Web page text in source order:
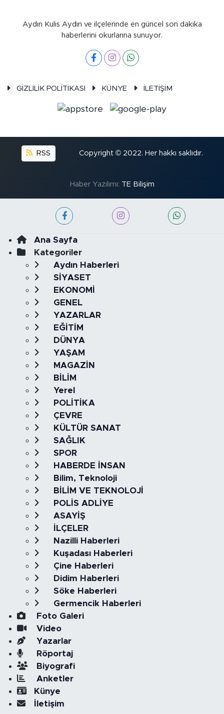
Aydın Kulis Aydın ve ilçelerinde en güncel son dakika
haberlerini okurlarına sunuyor.
GİZLİLİK POLİTİKASI KÜNYE İLETİŞİM
RSS Copyright © 2022. Her hakkı saklıdır.
Haber Yazılımı: TE Bilişim
Ana Sayfa
Kategoriler
Aydın Haberleri
SİYASET
EKONOMİ
GENEL
YAZARLAR
EĞİTİM
DÜNYA
YAŞAM
MAGAZİN
BİLİM
Yerel
POLİTİKA
ÇEVRE
KÜLTÜR SANAT
SAĞLIK
SPOR
HABERDE İNSAN
Bilim, Teknoloji
BİLİM VE TEKNOLOJİ
POLİS ADLİYE
ASAYİŞ
İLÇELER
Nazilli Haberleri
Kuşadası Haberleri
Çine Haberleri
Didim Haberleri
Söke Haberleri
Germencik Haberleri
Foto Galeri
Video
Yazarlar
Röportaj
Biyografi
Anketler
Künye
İletişim